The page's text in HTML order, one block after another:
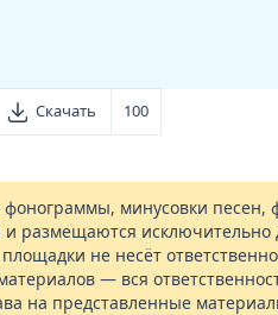
Скачать 100
минусовки песен,
и размещаются
не несёт
— вся
на представленные